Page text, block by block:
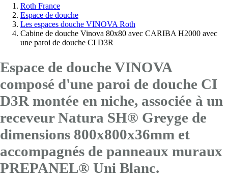
Vous
êtes
Roth France
Espace de douche
Les espaces douche VINOVA Roth
Cabine de douche Vinova 80x80 avec CARIBA H2000 avec
une paroi de douche CI D3R
Espace de douche VINOVA
composé d'une paroi de douche CI
D3R montée en niche, associée à un
receveur Natura SH® Greyge de
dimensions 800x800x36mm et
accompagnés de panneaux muraux
PREPANEL® Uni Blanc.